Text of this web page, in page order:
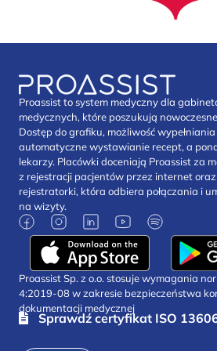
Proassist to system medyczny dla
medycznych, które poszukują
Dostęp do grafiku, możliwość
automatyczne wystawianie recept, a
lekarzy. Placówki doceniają Proassist za
z rejestracji pacjentów przez internet oraz
rejestratorki, która odbiera połączania i
na wizyty.
Proassist Sp. z o.o. stosuje wymagania
4:2019-08 w zakresie bezpieczeństwa
dokumentacji medycznej
Sprawdź certyfikat ISO